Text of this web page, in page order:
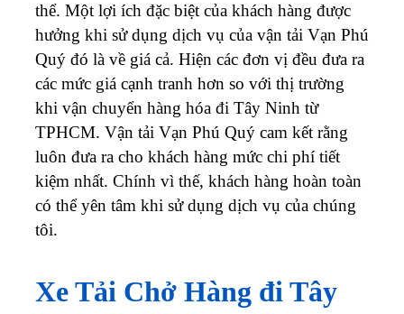
thể. Một lợi ích đặc biệt của khách hàng được
hưởng khi sử dụng dịch vụ của vận tải Vạn Phú
Quý đó là về giá cả. Hiện các đơn vị đều đưa ra
các mức giá cạnh tranh hơn so với thị trường
khi vận chuyển hàng hóa đi Tây Ninh từ
TPHCM. Vận tải Vạn Phú Quý cam kết rằng
luôn đưa ra cho khách hàng mức chi phí tiết
kiệm nhất. Chính vì thế, khách hàng hoàn toàn
có thể yên tâm khi sử dụng dịch vụ của chúng
tôi.
Xe Tải Chở Hàng điTây